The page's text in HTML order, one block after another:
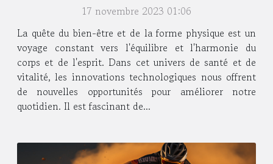
17 novembre 2023 01:06
La quête du bien-être et de la forme physique est un
voyage constant vers l'équilibre et l'harmonie du
corps et de l'esprit. Dans cet univers de santé et de
vitalité, les innovations technologiques nous offrent
de nouvelles opportunités pour améliorer notre
quotidien. Il est fascinant de...